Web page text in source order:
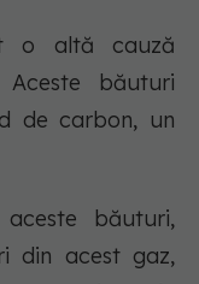
o altă cauză
băuturi
de carbon, un
băuturi,
din acest gaz,